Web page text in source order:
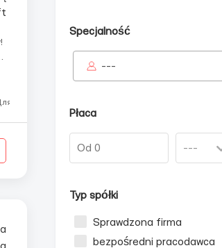
Русскоязычных
Specjalność
---
Płaca
Typ spółki
Sprawdzona firma
bezpośredni pracodawca